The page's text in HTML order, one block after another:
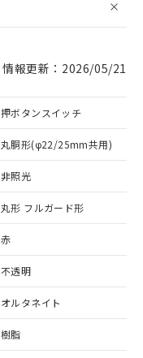
情報更新：2026/05/21
押ボタンスイッチ
丸胴形(φ22/25mm共用)
非照光
丸形 フルガード形
赤
不透明
オルタネイト
樹脂